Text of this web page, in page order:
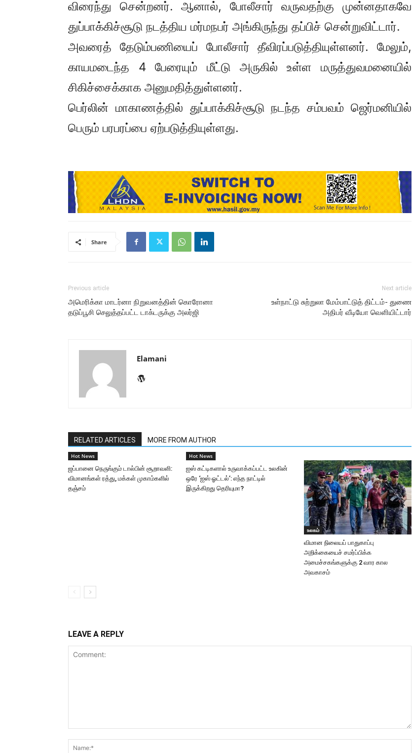
விரைந்து சென்றனர். ஆனால், போலீசார் வருவதற்கு முன்னதாகவே
துப்பாக்கிச்சூடு நடத்திய மர்மநபர் அங்கிருந்து தப்பிச் சென்றுவிட்டார்.
அவரைத் தேடும்பணியைப் போலீசார் தீவிரப்படுத்தியுள்ளனர். மேலும்,
காயமடைந்த 4 பேரையும் மீட்டு அருகில் உள்ள மருத்துவமனையில்
சிகிச்சைக்காக அனுமதித்துள்ளனர்.
பெர்லின் மாகாணத்தில் துப்பாக்கிச்சூடு நடந்த சம்பவம் ஜெர்மனியில்
பெரும் பரபரப்பை ஏற்படுத்தியுள்ளது.
Share
Previous article
அமெரிக்கா மாடர்னா நிறுவனத்தின் கொரோனா
தடுப்பூசி செலுத்தப்பட்ட டாக்டருக்கு அலர்ஜி
Next article
உள்நாட்டு சுற்றுலா மேம்பாட்டுத் திட்டம்- துணை
அதிபர் வீடியோ வெளியிட்டார்
Elamani
RELATED ARTICLES MORE FROM AUTHOR
Hot News
ஜப்பானை நெருங்கும் டால்பின் சூறாவளி:
விமானங்கள் ரத்து, மக்கள் முகாம்களில்
தஞ்சம்
Hot News
ஐஸ் கட்டிகளால் உருவாக்கப்பட்ட உலகின்
ஒரே ‘ஐஸ் ஓட்டல்’: எந்த நாட்டில்
இருக்கிறது தெரியுமா?
உலகம்
விமான நிலையப் பாதுகாப்பு
அறிக்கையைச் சமர்ப்பிக்க
அமைச்சகங்களுக்கு 2 வார கால
அவகாசம்
LEAVE A REPLY